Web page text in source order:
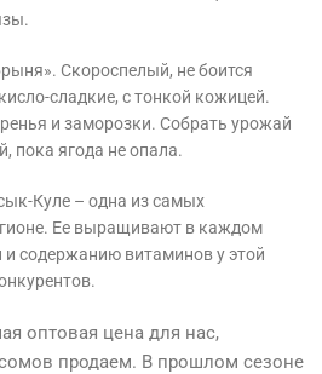
Скороспелый, не боится
сладкие, с тонкой кожицей.
и заморозки. Собрать урожай
пока ягода не опала.
Куле – одна из самых
Ее выращивают в каждом
содержанию витаминов у этой
оптовая цена для нас,
продаем. В прошлом сезоне